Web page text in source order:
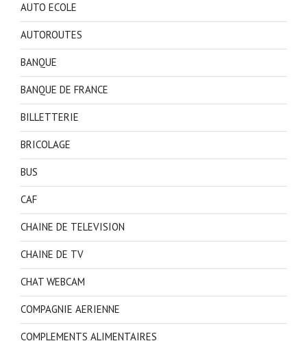
AUTO ECOLE
AUTOROUTES
BANQUE
BANQUE DE FRANCE
BILLETTERIE
BRICOLAGE
BUS
CAF
CHAINE DE TELEVISION
CHAINE DE TV
CHAT WEBCAM
COMPAGNIE AERIENNE
COMPLEMENTS ALIMENTAIRES